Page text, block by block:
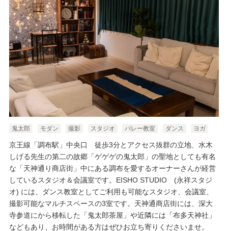
鬼太郎 モダン 撮影 スタジオ バレー教室 ダンス ヨガ
京王線「調布駅」中央口 徒歩3分とアクセス抜群の立地、水木
しげる先生の第二の故郷「ゲゲゲの鬼太郎」の聖地としても有名
な「天神通り商店街」中にある調布を愛するオーナーさんが経営
しているスタジオ＆会議室です。EISHO STUDIO (​永祥スタジ
オ) には、ダンス教室としてご利用も可能なスタジオ、会議室、
撮影可能なマルチスペースの3室です。天神通商店街には、深大
寺参道にから移転した「鬼太郎茶屋」や近隣には「布多天神社」
などもあり、お時間がある方はぜひお立ち寄りくださいませ。